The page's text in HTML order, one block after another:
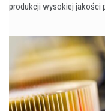
produkcji wysokiej jakości